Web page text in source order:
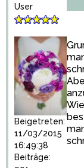
User
Beigetreten:
11/03/2015
16:49:38
Beiträge: